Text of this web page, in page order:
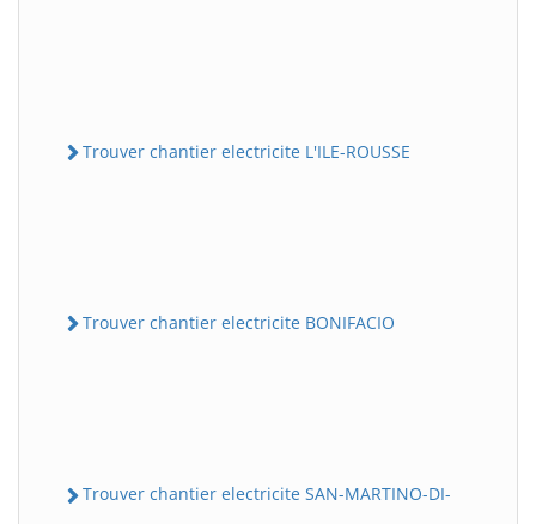
Trouver chantier electricite L'ILE-ROUSSE
Trouver chantier electricite BONIFACIO
Trouver chantier electricite SAN-MARTINO-DI-